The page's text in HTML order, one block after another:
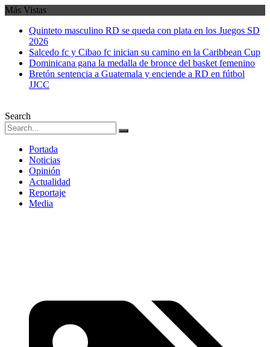
Más Vistas
Quinteto masculino RD se queda con plata en los Juegos SD
2026
Salcedo fc y Cibao fc inician su camino en la Caribbean Cup
Dominicana gana la medalla de bronce del basket femenino
Bretón sentencia a Guatemala y enciende a RD en fútbol
JJCC
Search
Portada
Noticias
Opinión
Actualidad
Reportaje
Media